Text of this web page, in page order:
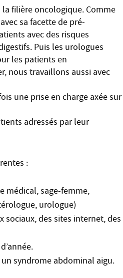
la filière oncologique. Comme
sa facette de pré-
avec des risques
Puis les urologues
les patients en
nous travaillons aussi avec
une prise en charge axée sur
adressés par leur
:
médical, sage-femme,
urologue)
sociaux, des sites internet, des
syndrome abdominal aigu.